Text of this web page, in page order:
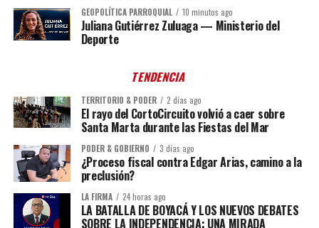
GEOPOLÍTICA PARROQUIAL 10 minutos ago
Juliana Gutiérrez Zuluaga — Ministerio del
Deporte
TENDENCIA
TERRITORIO & PODER 2 días ago
El rayo del CortoCircuito volvió a caer sobre
Santa Marta durante las Fiestas del Mar
PODER & GOBIERNO 3 días ago
¿Proceso fiscal contra Edgar Arias, camino a la
preclusión?
LA FIRMA 24 horas ago
LA BATALLA DE BOYACÁ Y LOS NUEVOS DEBATES
SOBRE LA INDEPENDENCIA: UNA MIRADA